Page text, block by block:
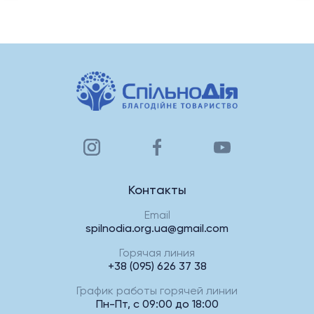
Контакты
Email
spilnodia.org.ua@gmail.com
Горячая линия
+38 (095) 626 37 38
График работы горячей линии
Пн-Пт, с 09:00 до 18:00